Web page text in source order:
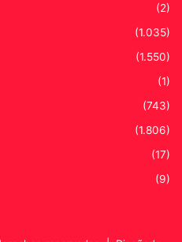
(2)
(1.035)
(1.550)
(1)
(743)
(1.806)
(17)
(9)